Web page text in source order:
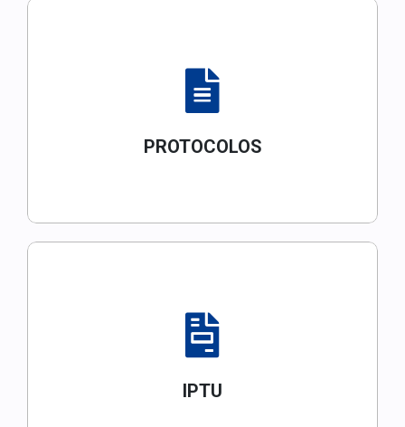
PROTOCOLOS
IPTU